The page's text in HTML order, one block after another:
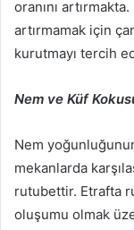
oranını
artırmamak için
kurutmayı tercih
Nem ve Küf
Nem
mekanlarda
rutubettir. Etrafta
oluşumu olmak